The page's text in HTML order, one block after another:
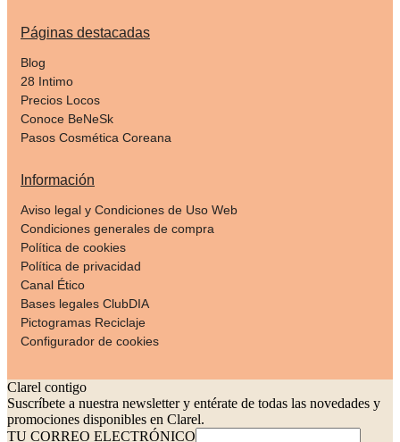
Páginas destacadas
Blog
28 Intimo
Precios Locos
Conoce BeNeSk
Pasos Cosmética Coreana
Información
Aviso legal y Condiciones de Uso Web
Condiciones generales de compra
Política de cookies
Política de privacidad
Canal Ético
Bases legales ClubDIA
Pictogramas Reciclaje
Configurador de cookies
Clarel contigo
Suscríbete a nuestra newsletter y entérate de todas las novedades y
promociones disponibles en Clarel.
TU CORREO ELECTRÓNICO